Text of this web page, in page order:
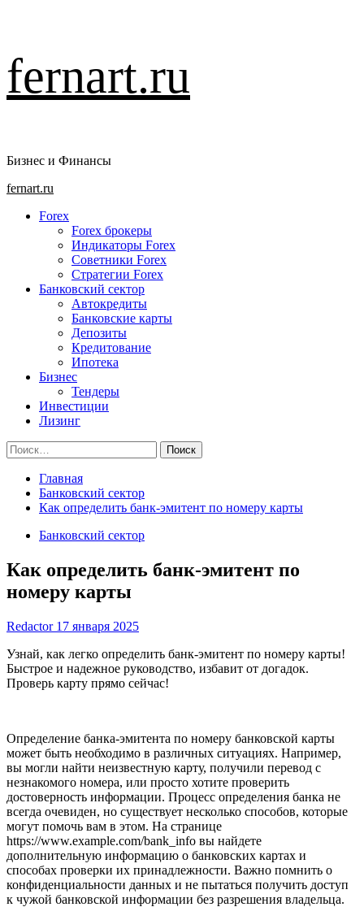
Перейти
к
содержимому
fernart.ru
Бизнес и Финансы
Основное
fernart.ru
Forex
Forex брокеры
Индикаторы Forex
Советники Forex
Стратегии Forex
Банковский сектор
Автокредиты
Банковские карты
Депозиты
Кредитование
Ипотека
Бизнес
Тендеры
Инвестиции
Лизинг
Найти:
Главная
Банковский сектор
Как определить банк-эмитент по номеру карты
Банковский сектор
Как определить банк-эмитент по
номеру карты
Redactor 17 января 2025
Узнай, как легко определить банк-эмитент по номеру карты!
Быстрое и надежное руководство, избавит от догадок.
Проверь карту прямо сейчас!
Определение банка-эмитента по номеру банковской карты
может быть необходимо в различных ситуациях. Например,
вы могли найти неизвестную карту, получили перевод с
незнакомого номера, или просто хотите проверить
достоверность информации. Процесс определения банка не
всегда очевиден, но существует несколько способов, которые
могут помочь вам в этом. На странице
https://www.example.com/bank_info вы найдете
дополнительную информацию о банковских картах и
способах проверки их принадлежности. Важно помнить о
конфиденциальности данных и не пытаться получить доступ
к чужой банковской информации без разрешения владельца.